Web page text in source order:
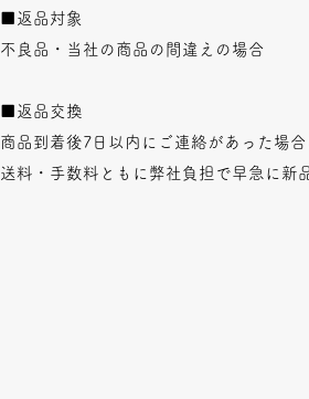
■返品対象
不良品・当社の商品の間違えの場合
■返品交換
商品到着後7日以内にご連絡があった場合
送料・手数料ともに弊社負担で早急に新